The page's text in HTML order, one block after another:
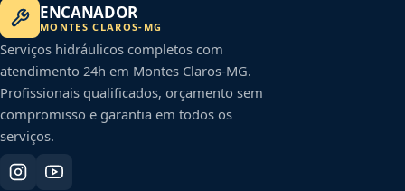
ENCANADOR
MONTES CLAROS- MG
Serviços hidráulicos completos com
atendimento 24h em Montes Claros-MG.
Profissionais qualificados, orçamento sem
compromisso e garantia em todos os
serviços.